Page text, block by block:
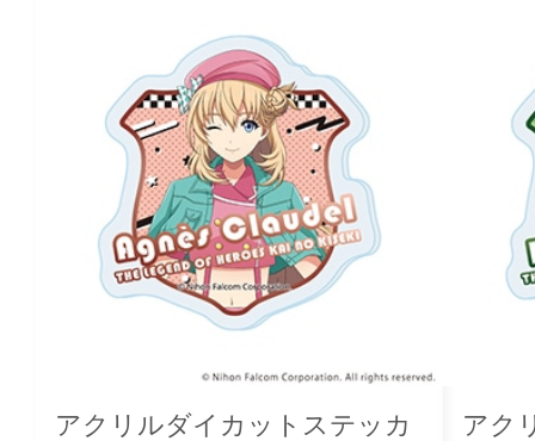
アクリルダイカットステッカ
アク